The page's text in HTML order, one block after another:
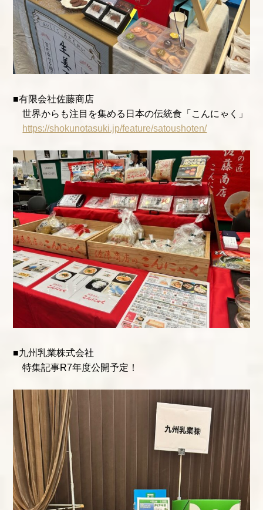
■有限会社佐藤商店
世界からも注目を集める日本の伝統食「こんにゃく」
https://shokunotasuki.jp/feature/satoushoten/
■九州乳業株式会社
特集記事R7年度公開予定！